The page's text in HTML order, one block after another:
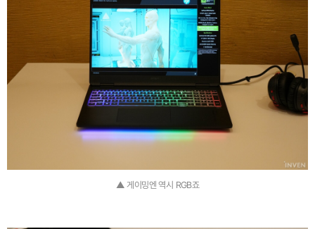
▲ 게이밍엔 역시 RGB죠